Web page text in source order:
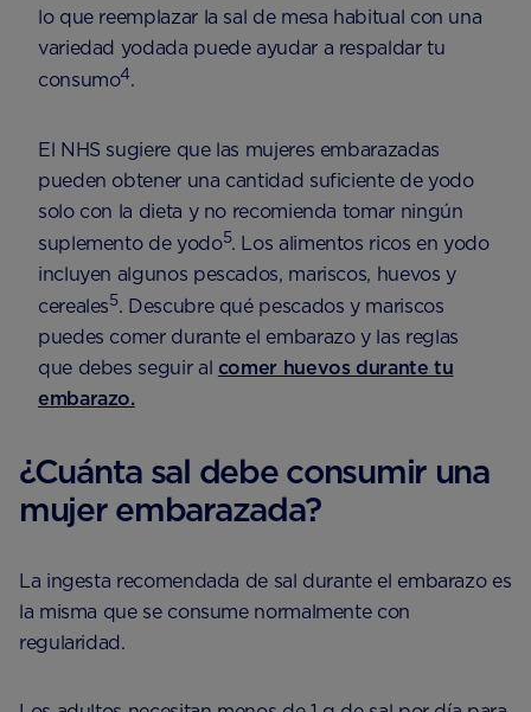
lo que reemplazar la sal de mesa habitual con una
variedad yodada puede ayudar a respaldar tu
consumo4.
El NHS sugiere que las mujeres embarazadas
pueden obtener una cantidad suficiente de yodo
solo con la dieta y no recomienda tomar ningún
suplemento de yodo5. Los alimentos ricos en yodo
incluyen algunos pescados, mariscos, huevos y
cereales5. Descubre qué pescados y mariscos
puedes comer durante el embarazo y las reglas
que debes seguir al comer huevos durante tu
embarazo.
¿Cuánta sal debe consumir una
mujer embarazada?
La ingesta recomendada de sal durante el embarazo es
la misma que se consume normalmente con
regularidad.